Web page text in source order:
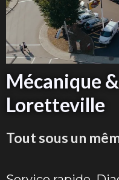
Mécanique
Loretteville
Tout sous un